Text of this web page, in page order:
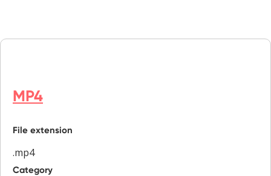
MP4
File extension
.mp4
Category